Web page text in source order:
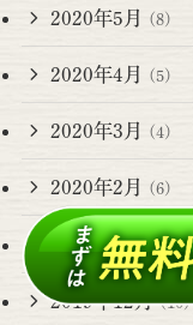
2020年5月 (8)
2020年4月 (5)
2020年3月 (4)
2020年2月 (6)
2020年1月(5)
2019年12月(10)